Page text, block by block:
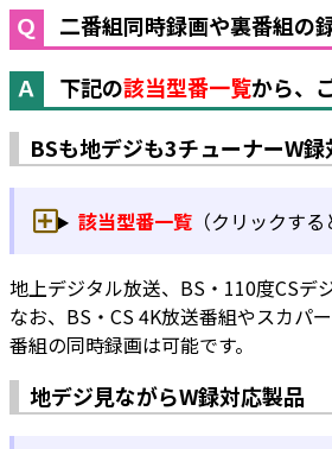
二番組同時録画や裏番組の
下記の該当型番一覧から、
BSも地デジも3チューナーW
該当型番一覧（クリックする
地上デジタル放送、BS・110度CSデ
なお、BS・CS 4K放送番組やスカパ
番組の同時録画は可能です。
地デジ見ながらW録対応製品